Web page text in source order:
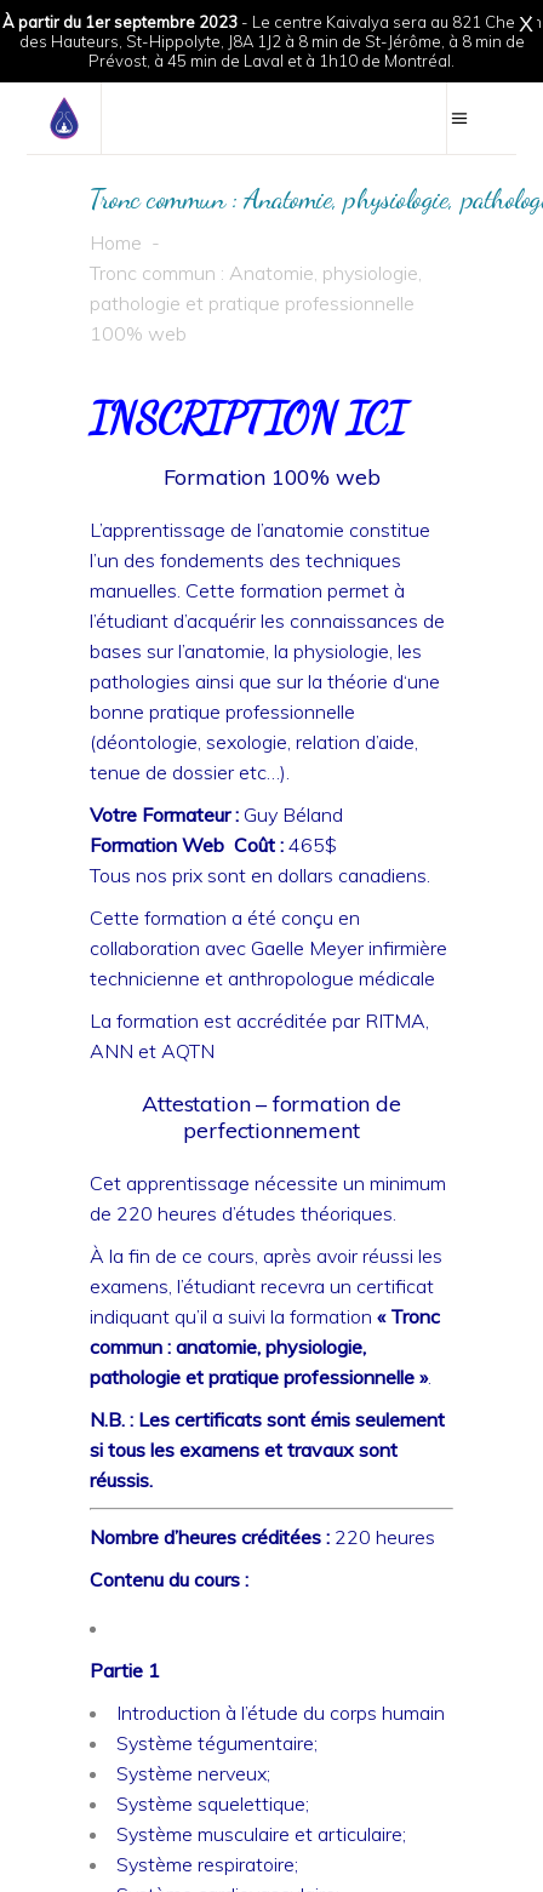
X
À partir du 1er septembre 2023- Le centre Kaivalya sera au 821 Chemin
des Hauteurs, St-Hippolyte, J8A 1J2 à 8 min de St-Jérôme, à 8 min de
Prévost, à 45 min de Laval et à 1h10 de Montréal.
Tronc commun : Anatomie, physiologie,
Home -
Tronc commun : Anatomie, physiologie,
pathologie et pratique professionnelle
100% web
INSCRIPTION ICI
Formation 100% web
L’apprentissage de l’anatomie constitue
l’un des fondements des techniques
manuelles. Cette formation permet à
l’étudiant d’acquérir les connaissances de
bases sur l’anatomie, la physiologie, les
pathologies ainsi que sur la théorie d‘une
bonne pratique professionnelle
(déontologie, sexologie, relation d’aide,
tenue de dossier etc…).
Votre Formateur : Guy Béland
Formation Web Coût : 465$
Tous nos prix sont en dollars canadiens.
Cette formation a été conçu en
collaboration avec Gaelle Meyer infirmière
technicienne et anthropologue médicale
La formation est accréditée par RITMA,
ANN et AQTN
Attestation – formation de
perfectionnement
Cet apprentissage nécessite un minimum
de 220 heures d’études théoriques.
À la fin de ce cours, après avoir réussi les
examens, l’étudiant recevra un certificat
indiquant qu’il a suivi la formation « Tronc
commun : anatomie, physiologie,
pathologie et pratique professionnelle ».
N.B. : Les certificats sont émis seulement
si tous les examens et travaux sont
réussis.
Nombre d’heures créditées : 220 heures
Contenu du cours :
Partie 1
Introduction à l’étude du corps humain
Système tégumentaire;
Système nerveux;
Système squelettique;
Système musculaire et articulaire;
Système respiratoire;